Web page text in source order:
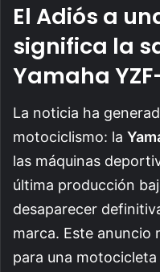
El Adiós a
significa la
Yamaha
La noticia ha
motociclismo: la
las máquinas
última producción
desaparecer
marca. Este anuncio
para una